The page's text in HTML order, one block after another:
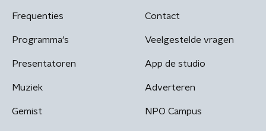
Frequenties
Programma's
Presentatoren
Muziek
Gemist
Contact
Veelgestelde vragen
App de studio
Adverteren
NPO Campus